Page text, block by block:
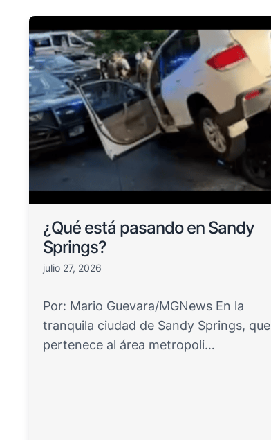
¿Qué está pasando en Sandy
Springs?
julio 27, 2026
Por: Mario Guevara/MGNews En la
tranquila ciudad de Sandy Springs, que
pertenece al área metropoli…